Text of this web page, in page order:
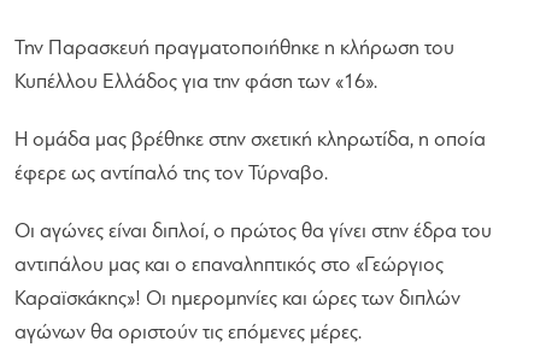
Την Παρασκευή πραγματοποιήθηκε η κλήρωση του
Κυπέλλου Ελλάδος για την φάση των «16».
Η ομάδα μας βρέθηκε στην σχετική κληρωτίδα, η οποία
έφερε ως αντίπαλό της τον Τύρναβο.
Οι αγώνες είναι διπλοί, ο πρώτος θα γίνει στην έδρα του
αντιπάλου μας και ο επαναληπτικός στο «Γεώργιος
Καραϊσκάκης»! Οι ημερομηνίες και ώρες των διπλών
αγώνων θα οριστούν τις επόμενες μέρες.